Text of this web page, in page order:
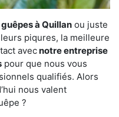
à Quillan ou juste
piqures, la meilleure
avecnotre entreprise
pour que nous vous
qualifiés. Alors
nous valent
?